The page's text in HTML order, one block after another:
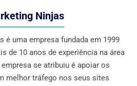
Ninjas
é uma empresa fundada em 1999
de 10 anos de experiência na área
se atribuiu é apoiar os
melhor tráfego nos seus sites